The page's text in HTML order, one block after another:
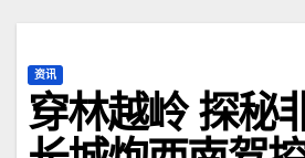
资讯
穿林越岭 探秘